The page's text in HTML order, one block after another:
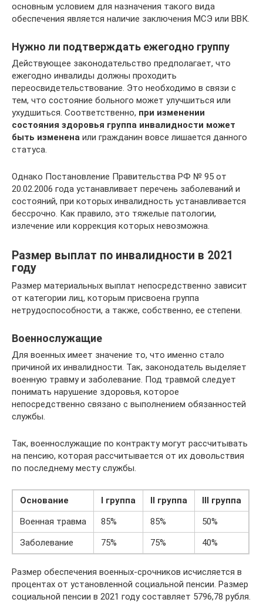
основным условием для назначения такого вида
обеспечения является наличие заключения МСЭ или ВВК.
Нужно ли подтверждать ежегодно группу
Действующее законодательство предполагает, что
ежегодно инвалиды должны проходить
переосвидетельствование. Это необходимо в связи с
тем, что состояние больного может улучшиться или
ухудшиться. Соответственно, при изменении
состояния здоровья группа инвалидности может
быть изменена или гражданин вовсе лишается данного
статуса.
Однако Постановление Правительства РФ № 95 от
20.02.2006 года устанавливает перечень заболеваний и
состояний, при которых инвалидность устанавливается
бессрочно. Как правило, это тяжелые патологии,
излечение или коррекция которых невозможна.
Размер выплат по инвалидности в 2021
году
Размер материальных выплат непосредственно зависит
от категории лиц, которым присвоена группа
нетрудоспособности, а также, собственно, ее степени.
Военнослужащие
Для военных имеет значение то, что именно стало
причиной их инвалидности. Так, законодатель выделяет
военную травму и заболевание. Под травмой следует
понимать нарушение здоровья, которое
непосредственно связано с выполнением обязанностей
службы.
Так, военнослужащие по контракту могут рассчитывать
на пенсию, которая рассчитывается от их довольствия
по последнему месту службы.
Основание I группа II группа
III группа
Военная травма
85% 85%
50%
Заболевание
75% 75% 40%
Размер обеспечения военных-срочников исчисляется в
процентах от установленной социальной пенсии. Размер
социальной пенсии в 2021 году составляет 5796,78 рубля.